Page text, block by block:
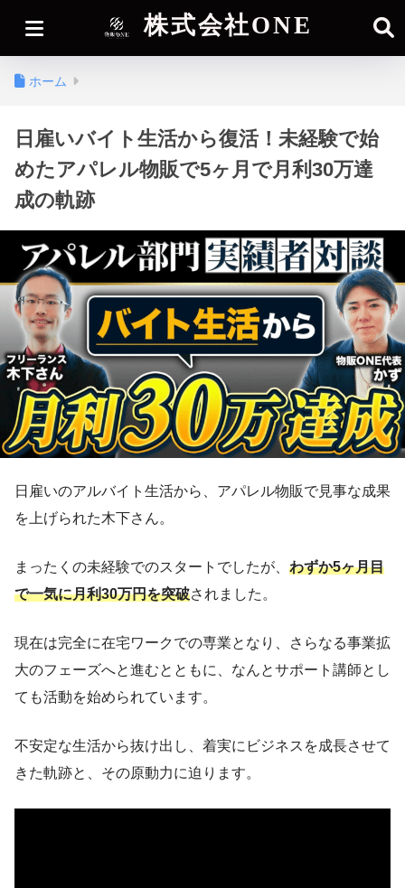
株式会社ONE
ホーム
日雇いバイト生活から復活！未経験で始
めたアパレル物販で5ヶ月で月利30万達
成の軌跡
日雇いのアルバイト生活から、アパレル物販で見事な成果
を上げられた木下さん。
まったくの未経験でのスタートでしたが、 わずか5ヶ月目
で一気に月利30万円を突破されました。
現在は完全に在宅ワークでの専業となり、さらなる事業拡
大のフェーズへと進むとともに、なんとサポート講師とし
ても活動を始められています。
不安定な生活から抜け出し、着実にビジネスを成長させて
きた軌跡と、その原動力に迫ります。